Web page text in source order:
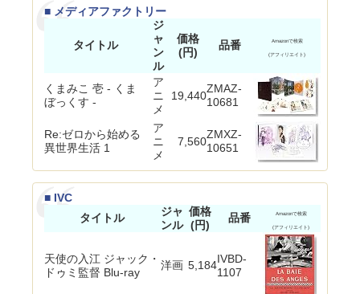
■ メディアファクトリー
タイトル
ジ
ャ
ン
ル
価格
(円)
品番 Amazonで検索
(アフィリエイト)
くまみこ 壱 - くま
ぼっくす -
ア
ニ
メ
19,440
ZMAZ-
10681
Re:ゼロから始める
異世界生活 1
ア
ニ
メ
7,560
ZMXZ-
10651
■ IVC
タイトル
ジャ
ンル
価格
(円)
品番 Amazonで検索
(アフィリエイト)
天使の入江 ジャック・
ドゥミ監督 Blu-ray
洋画 5,184IVBD-
1107